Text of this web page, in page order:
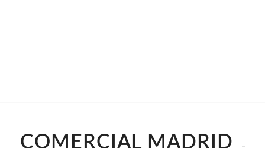
COMERCIAL MADRID